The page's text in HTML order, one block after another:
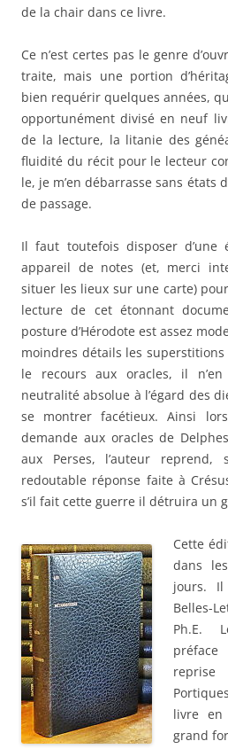
de la chair dans ce livre.
Ce n’est certes pas le genre
traite, mais une portion
bien requérir quelques années,
opportunément divisé en neuf
de la lecture, la litanie des
fluidité du récit pour le lecteur
le, je m’en débarrasse sans états
de passage.
Il faut toutefois disposer d’une
appareil de notes (et, merci
situer les lieux sur une carte)
lecture de cet étonnant
posture d’Hérodote est assez
moindres détails les superstitions
le recours aux oracles, il
neutralité absolue à l’égard des
se montrer facétieux. Ainsi
demande aux oracles de
aux Perses, l’auteur
redoutable réponse faite à
s’il fait cette guerre il détruira un
Cette
dans
jours. Il
Belles-
Ph.E.
reprise
livre en
grand